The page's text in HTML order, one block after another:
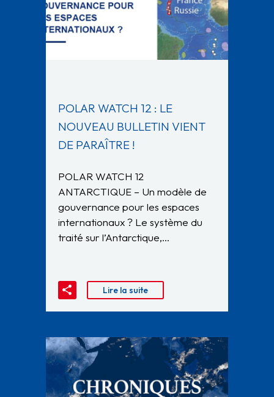
POLAR WATCH 12 : LE
NOUVEAU BULLETIN VIENT
DE PARAÎTRE !
POLAR WATCH 12
ANTARCTIQUE – Un modèle de
gouvernance pour les espaces
internationaux ? Le système du
traité sur l’Antarctique,…
Lire la suite